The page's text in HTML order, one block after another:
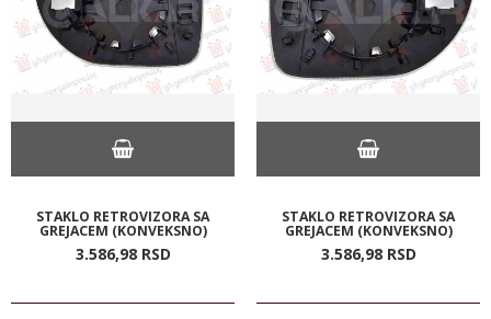
STAKLO RETROVIZORA SA
GREJACEM (KONVEKSNO)
3.586,98 RSD
STAKLO RETROVIZORA SA
GREJACEM (KONVEKSNO)
3.586,98 RSD